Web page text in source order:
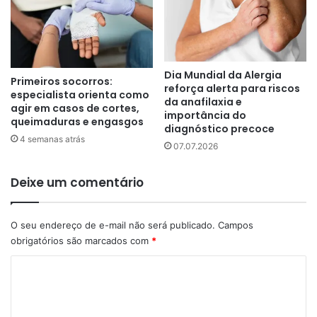
Primeiros socorros:
especialista orienta como
agir em casos de cortes,
queimaduras e engasgos
4 semanas atrás
Dia Mundial da Alergia
reforça alerta para riscos
da anafilaxia e
importância do
diagnóstico precoce
07.07.2026
Deixe um comentário
O seu endereço de e-mail não será publicado. Campos
obrigatórios são marcados com *